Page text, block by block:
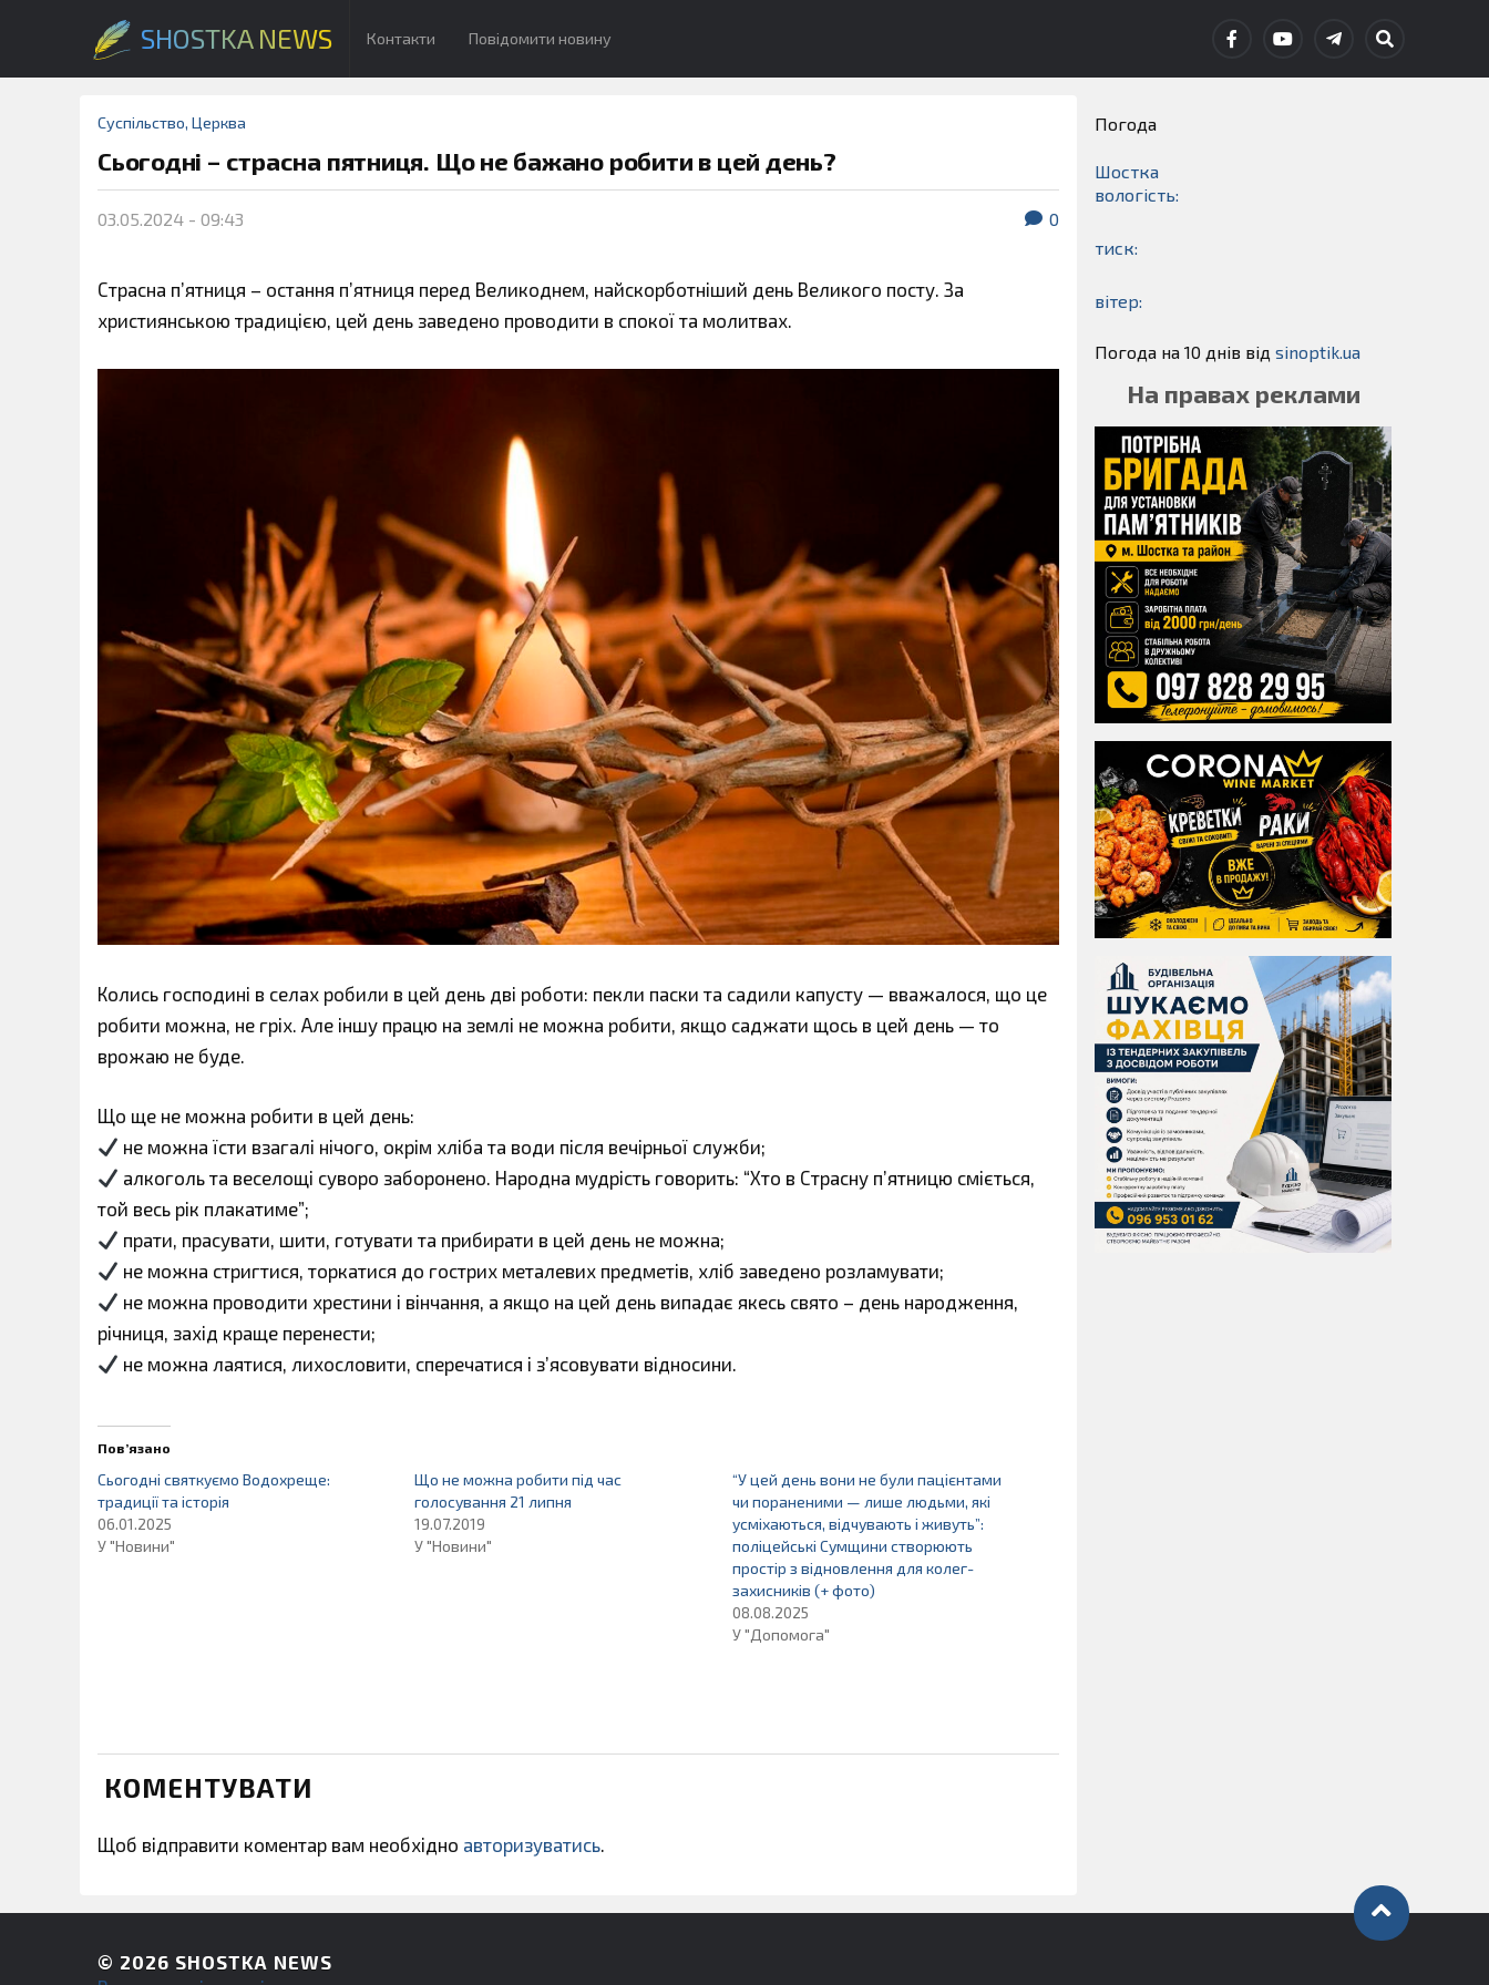
SHOSTKA NEWS Контакти Повідомити новину
Суспільство, Церква
Сьогодні – страсна пятниця. Що не бажано робити в цей день?
03.05.2024 - 09:43 0
Страсна п’ятниця – остання п’ятниця перед Великоднем, найскорботніший день Великого посту. За
християнською традицією, цей день заведено проводити в спокої та молитвах.
Колись господині в селах робили в цей день дві роботи: пекли паски та садили капусту — вважалося, що це
робити можна, не гріх. Але іншу працю на землі не можна робити, якщо саджати щось в цей день — то
врожаю не буде.
Що ще не можна робити в цей день:
не можна їсти взагалі нічого, окрім хліба та води після вечірньої служби;
алкоголь та веселощі суворо заборонено. Народна мудрість говорить: “Хто в Страсну п’ятницю сміється,
той весь рік плакатиме”;
прати, прасувати, шити, готувати та прибирати в цей день не можна;
не можна стригтися, торкатися до гострих металевих предметів, хліб заведено розламувати;
не можна проводити хрестини і вінчання, а якщо на цей день випадає якесь свято – день народження,
річниця, захід краще перенести;
не можна лаятися, лихословити, сперечатися і з’ясовувати відносини.
Пов’язано
Сьогодні святкуємо Водохреще:
традиції та історія
06.01.2025
У "Новини"
Що не можна робити під час
голосування 21 липня
19.07.2019
У "Новини"
“У цей день вони не були пацієнтами
чи пораненими — лише людьми, які
усміхаються, відчувають і живуть”:
поліцейські Сумщини створюють
простір з відновлення для колег-
захисників (+ фото)
08.08.2025
У "Допомога"
КОМЕНТУВАТИ
Щоб відправити коментар вам необхідно авторизуватись.
Погода
Шостка
вологість:
тиск:
вітер:
Погода на 10 днів від sinoptik.ua
На правах реклами
© 2026 SHOSTKA NEWS